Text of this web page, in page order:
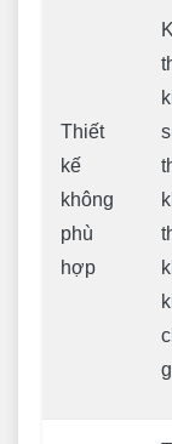
Thiết
kế
không
phù
hợp